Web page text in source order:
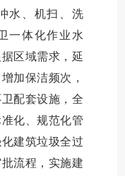
水、机扫、洗
一体化作业水
区域需求，延
加保洁频次，
配套设施，全
化、规范化管
建筑垃圾全过
流程，实施建